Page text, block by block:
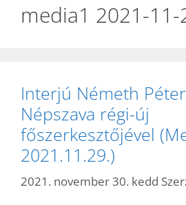
media1 2021-11-
Interjú Németh
Népszava régi-új
főszerkesztőjével
2021.11.29.)
2021. november 30. kedd